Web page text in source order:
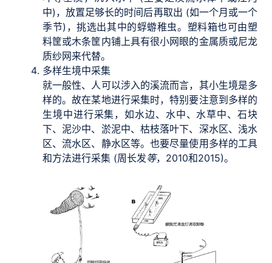
中)，放置足够长的时间后再取出 (如一个月或一个
季节)，挑选出其中的蜉蝣稚虫。塑料箱也可由塑
料筐或木条筐内铺上具有很小网眼的金属质或尼龙
质纱网来代替。
多样生境中采集
就一般性、人可以涉入的溪流而言，其小生境是多
样的。故在某地进行采集时，特别要注意到多样的
生境中进行采集，如水边、水中、水草中、石块
下、泥沙中、淤泥中、枯枝落叶下、深水区、浅水
区、流水区、静水区等。也要尽量使用多样的工具
和方法进行采集 (周长发等，2010和2015)。